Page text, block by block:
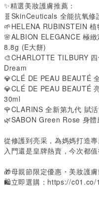
✨精選美妝護膚推薦：
🧬 SkinCeuticals 全能抗氧修
🌱HELENA RUBINSTEIN植
🌸ALBION ELEGANCE 極緻
8.8g (E大餅)
🎨CHARLOTTE TILBURY
Dream
💎CLÉ DE PEAU BEAUTÉ
💎CLÉ DE PEAU BEAUTÉ
30ml
🌹CLARINS全新第九代 賦
🌿SABON Green Rose 身體
從修護到亮采，為媽媽打造
入門還是皇牌熱賣，今次都值
🎁母親節限定優惠・美妝護
🛍️立即選購： https://c01.co/